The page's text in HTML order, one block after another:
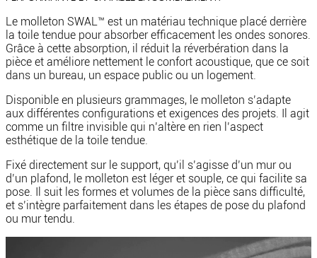
Le molleton SWAL™ est un matériau technique placé derrière
la toile tendue pour absorber efficacement les ondes sonores.
Grâce à cette absorption, il réduit la réverbération dans la
pièce et améliore nettement le confort acoustique, que ce soit
dans un bureau, un espace public ou un logement.
Disponible en plusieurs grammages, le molleton s’adapte
aux différentes configurations et exigences des projets. Il agit
comme un filtre invisible qui n’altère en rien l’aspect
esthétique de la toile tendue.
Fixé directement sur le support, qu’il s’agisse d’un mur ou
d’un plafond, le molleton est léger et souple, ce qui facilite sa
pose. Il suit les formes et volumes de la pièce sans difficulté,
et s’intègre parfaitement dans les étapes de pose du plafond
ou mur tendu.